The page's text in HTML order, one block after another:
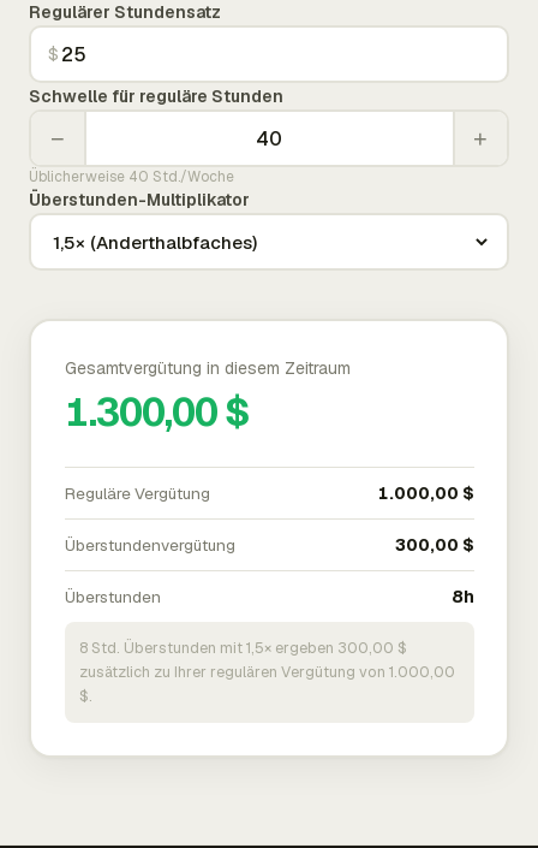
Regulärer Stundensatz
$
Schwelle für reguläre Stunden
− +
Üblicherweise 40 Std./Woche
Überstunden-Multiplikator
Gesamtvergütung in diesem Zeitraum
1.300,00 $
Reguläre Vergütung 1.000,00 $
Überstundenvergütung 300,00 $
Überstunden 8h
8 Std. Überstunden mit 1,5× ergeben 300,00 $
zusätzlich zu Ihrer regulären Vergütung von 1.000,00
$.